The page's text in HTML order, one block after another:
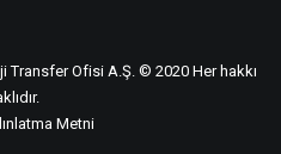
Transfer Ofisi A.Ş. © 2020 Her hakkı
Metni